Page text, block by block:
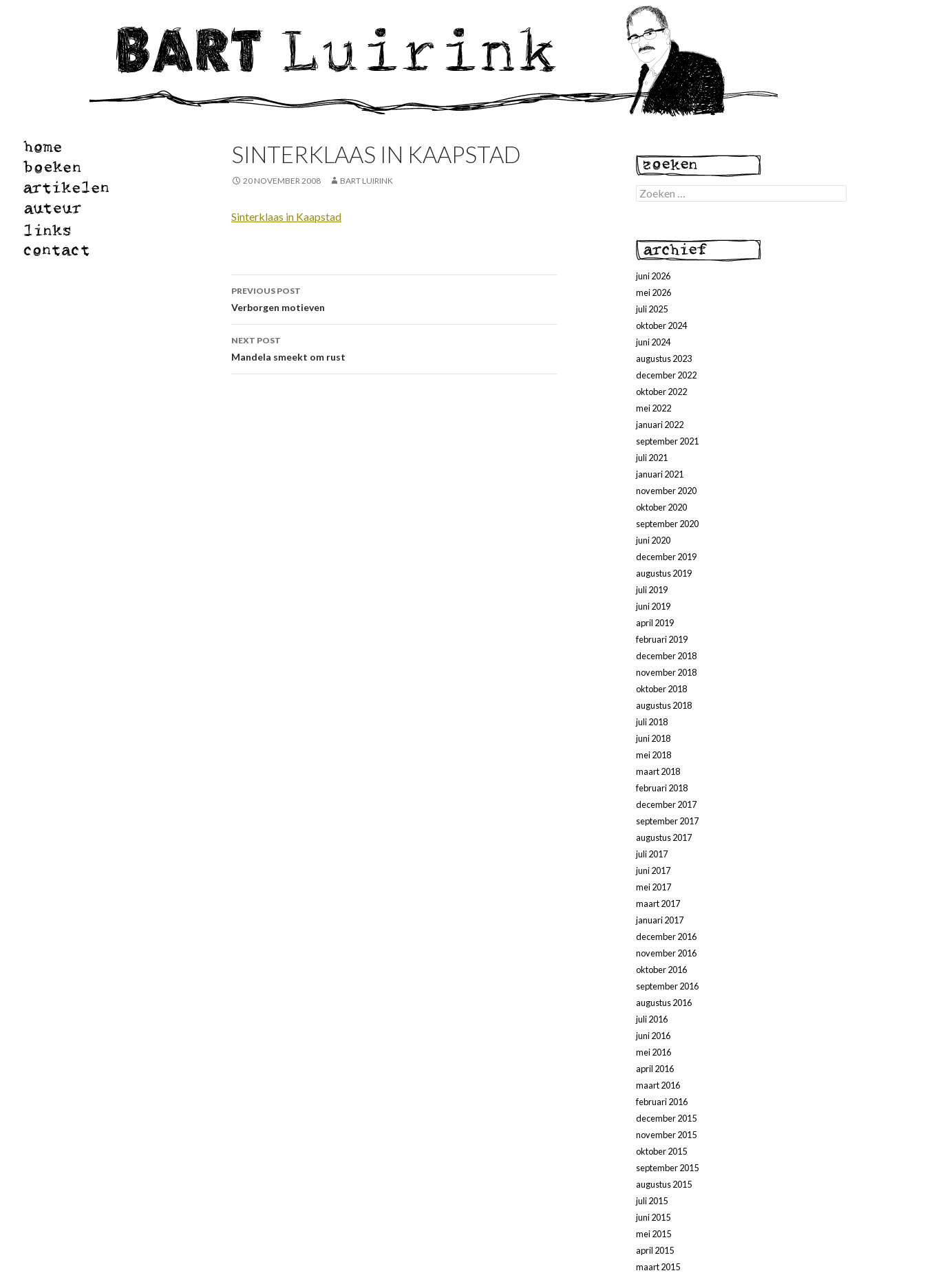
SINTERKLAAS IN KAAPSTAD
20 NOVEMBER 2008 BART LUIRINK
Sinterklaas in Kaapstad
Post
navigation
PREVIOUS POST
Verborgen motieven
NEXT POST
Mandela smeekt om rust
Zoeken
naar:
juni 2026
mei 2026
juli 2025
oktober 2024
juni 2024
augustus 2023
december 2022
oktober 2022
mei 2022
januari 2022
september 2021
juli 2021
januari 2021
november 2020
oktober 2020
september 2020
juni 2020
december 2019
augustus 2019
juli 2019
juni 2019
april 2019
februari 2019
december 2018
november 2018
oktober 2018
augustus 2018
juli 2018
juni 2018
mei 2018
maart 2018
februari 2018
december 2017
september 2017
augustus 2017
juli 2017
juni 2017
mei 2017
maart 2017
januari 2017
december 2016
november 2016
oktober 2016
september 2016
augustus 2016
juli 2016
juni 2016
mei 2016
april 2016
maart 2016
februari 2016
december 2015
november 2015
oktober 2015
september 2015
augustus 2015
juli 2015
juni 2015
mei 2015
april 2015
maart 2015